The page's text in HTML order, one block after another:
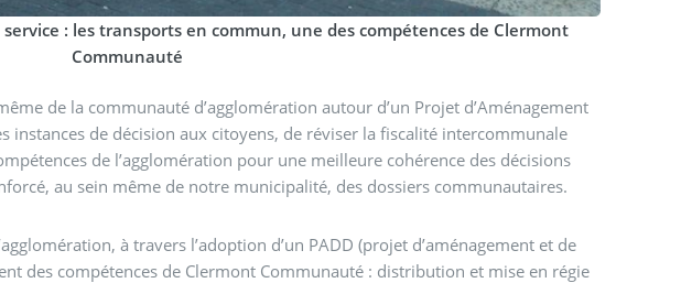
: les transports en commun, une des compétences de Clermont
Communauté
de la communauté d’agglomération autour d’un Projet d’Aménagement
instances de décision aux citoyens, de réviser la fiscalité intercommunale
de l’agglomération pour une meilleure cohérence des décisions
au sein même de notre municipalité, des dossiers communautaires.
à travers l’adoption d’un PADD (projet d’aménagement et de
des compétences de Clermont Communauté : distribution et mise en régie